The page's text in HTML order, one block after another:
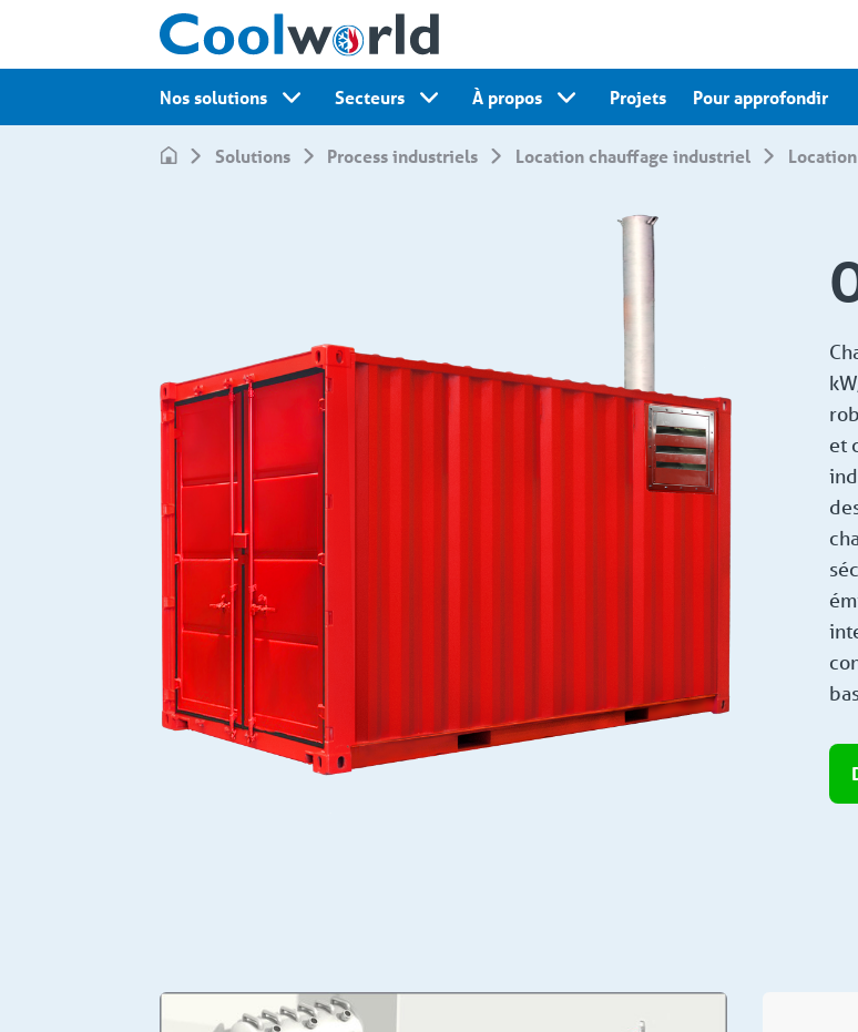
Nos solutions Secteurs À propos Projets Pour approfondir
Solutions Process industriels Location chauffage industriel
et